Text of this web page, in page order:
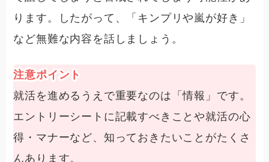
ります。したがって、「キンプリや嵐が好き」
など無難な内容を話しましょう。
注意ポイント
就活を進めるうえで重要なのは「情報」です。
エントリーシートに記載すべきことや就活の心
得・マナーなど、知っておきたいことがたくさ
んあります。